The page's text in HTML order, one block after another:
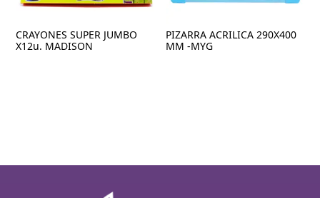
CRAYONES SUPER JUMBO
X12u. MADISON
PIZARRA ACRILICA 290X400
MM -MYG